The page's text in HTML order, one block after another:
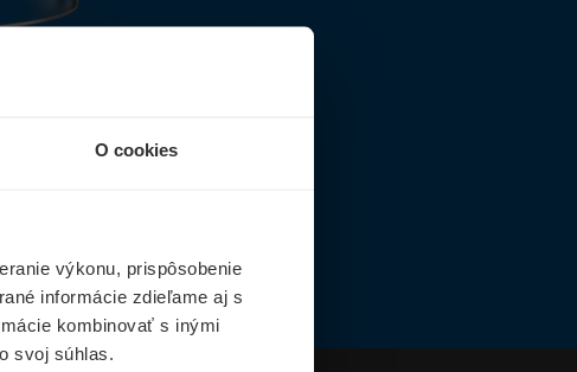
O cookies
výkonu, prispôsobenie
informácie zdieľame aj s
kombinovať s inými
svoj súhlas.